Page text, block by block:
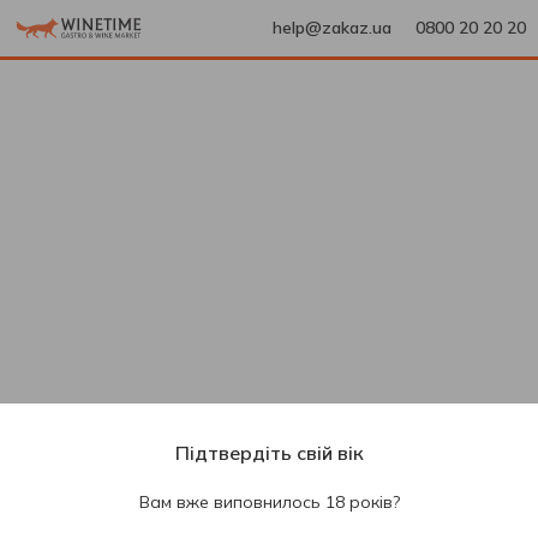
help@zakaz.ua 0800 20 20 20
Підтвердіть свій вік
Вам вже виповнилось 18 років?